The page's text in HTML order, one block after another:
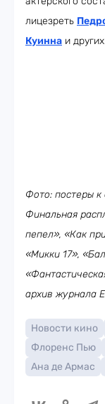
лицезреть
Куинна и
Фото: постеры
Финальная
пепел», «Как
«Микки 17»,
архив журнала
Новости кино
Флоренс Пью
Ана де Армас